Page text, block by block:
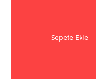
Sepete Ekle